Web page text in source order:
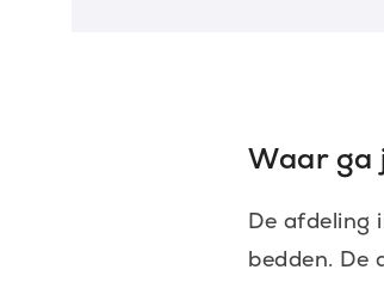
Waar ga
De afdeling
bedden. De